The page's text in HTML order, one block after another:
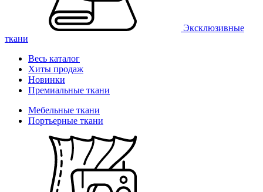
Эксклюзивные
ткани
Весь каталог
Хиты продаж
Новинки
Премиальные ткани
Мебельные ткани
Портьерные ткани